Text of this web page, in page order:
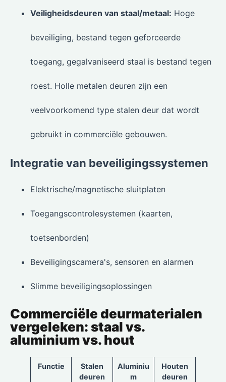
Veiligheidsdeuren van staal/metaal: Hoge
beveiliging, bestand tegen geforceerde
toegang, gegalvaniseerd staal is bestand tegen
roest. Holle metalen deuren zijn een
veelvoorkomend type stalen deur dat wordt
gebruikt in commerciële gebouwen.
Integratie van beveiligingssystemen
Elektrische/magnetische sluitplaten
Toegangscontrolesystemen (kaarten,
toetsenborden)
Beveiligingscamera's, sensoren en alarmen
Slimme beveiligingsoplossingen
Commerciële deurmaterialen
vergeleken: staal vs.
aluminium vs. hout
Functie
Stalen
deuren
Aluminiu
m
Houten
deuren